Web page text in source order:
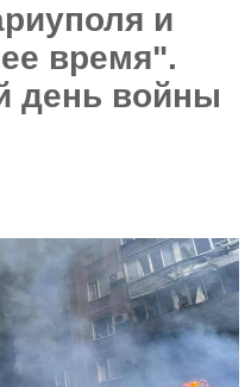
и
время".
день войны